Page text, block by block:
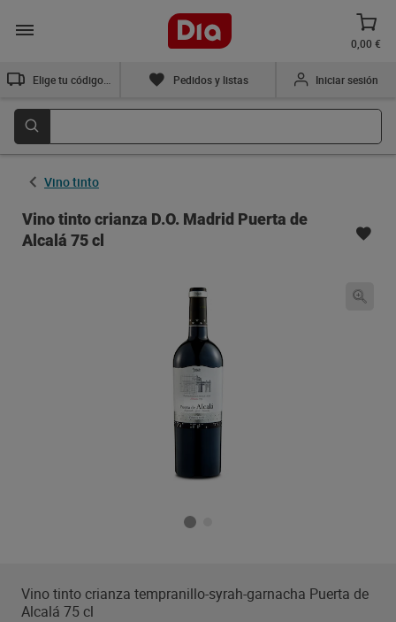
0,00 €
Pedidos y listas Iniciar sesión
Vino tinto
Vino tinto crianza D.O. Madrid Puerta de
Alcalá 75 cl
Vino tinto crianza tempranillo-syrah-garnacha Puerta de
Alcalá 75 cl